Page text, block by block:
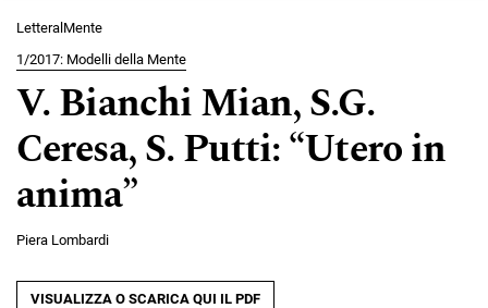
LetteralMente
1/2017: Modelli della Mente
V. Bianchi Mian, S.G.
Ceresa, S. Putti: “Utero in
anima”
Piera Lombardi
VISUALIZZA O SCARICA QUI IL PDF